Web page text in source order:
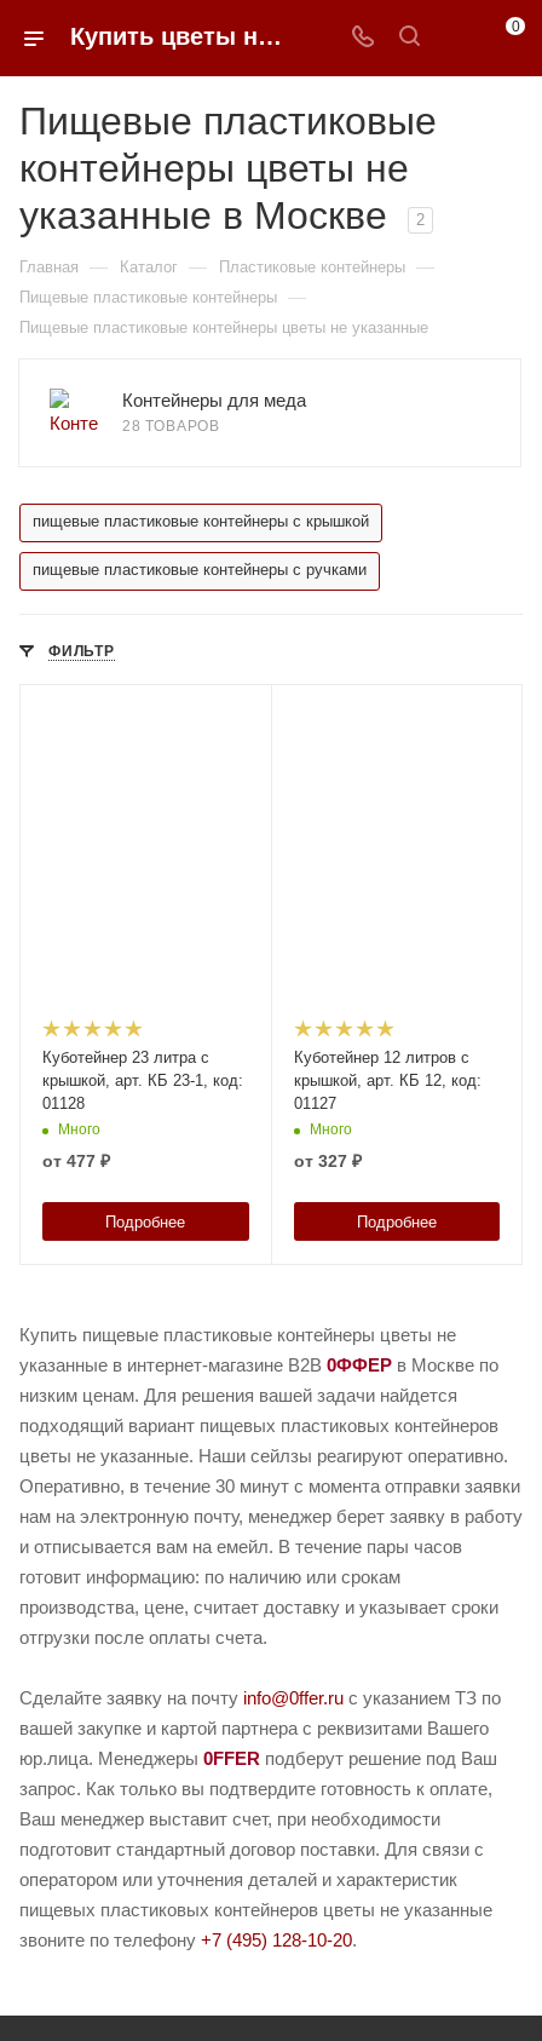
Купить цветы не указанные пищевые пластиковые контейнеры в Москве | 0FFER 0
Пищевые пластиковые
контейнеры цветы не
указанные в Москве
2
Главная — Каталог — Пластиковые контейнеры —
Пищевые пластиковые контейнеры —
Пищевые пластиковые контейнеры цветы не указанные
Контейнеры для меда
28 ТОВАРОВ
пищевые пластиковые контейнеры с крышкой
пищевые пластиковые контейнеры с ручками
ФИЛЬТР
Куботейнер 23 литра с
крышкой, арт. КБ 23-1, код:
01128
Много
от 477 ₽
Подробнее
Куботейнер 12 литров с
крышкой, арт. КБ 12, код:
01127
Много
от 327 ₽
Подробнее
Купить пищевые пластиковые контейнеры цветы не
указанные в интернет-магазине B2B 0ФФЕР в Москве по
низким ценам. Для решения вашей задачи найдется
подходящий вариант пищевых пластиковых контейнеров
цветы не указанные. Наши сейлзы реагируют оперативно.
Оперативно, в течение 30 минут с момента отправки заявки
нам на электронную почту, менеджер берет заявку в работу
и отписывается вам на емейл. В течение пары часов
готовит информацию: по наличию или срокам
производства, цене, считает доставку и указывает сроки
отгрузки после оплаты счета.
Сделайте заявку на почту info@0ffer.ru с указанием ТЗ по
вашей закупке и картой партнера с реквизитами Вашего
юр.лица. Менеджеры 0FFER подберут решение под Ваш
запрос. Как только вы подтвердите готовность к оплате,
Ваш менеджер выставит счет, при необходимости
подготовит стандартный договор поставки. Для связи с
оператором или уточнения деталей и характеристик
пищевых пластиковых контейнеров цветы не указанные
звоните по телефону +7 (495) 128-10-20.